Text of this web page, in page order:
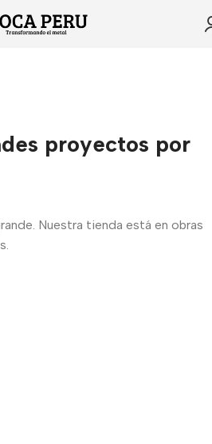
proyectos por
Nuestra tienda está en obras